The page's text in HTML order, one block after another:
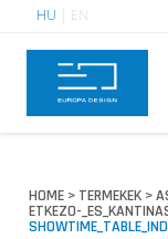
HU EN
HOME > TERMEKEK >
ETKEZO-